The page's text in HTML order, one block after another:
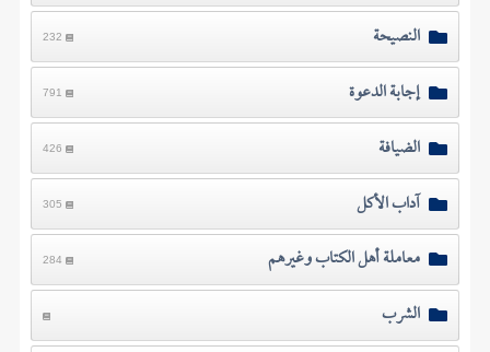
النصيحة 232
إجابة الدعوة 791
الضيافة 426
آداب الأكل 305
معاملة أهل الكتاب وغيرهم 284
الشرب